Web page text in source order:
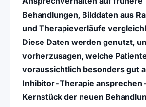
Behandlungen, Bilddaten aus
und Therapieverläufe
Diese Daten werden genutzt,
vorherzusagen, welche
voraussichtlich besonders gut
Inhibitor-Therapie ansprechen
Kernstück der neuen